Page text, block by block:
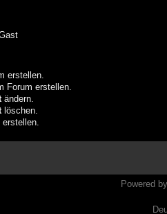
erstellen.
Forum erstellen.
ändern.
löschen.
Powered by